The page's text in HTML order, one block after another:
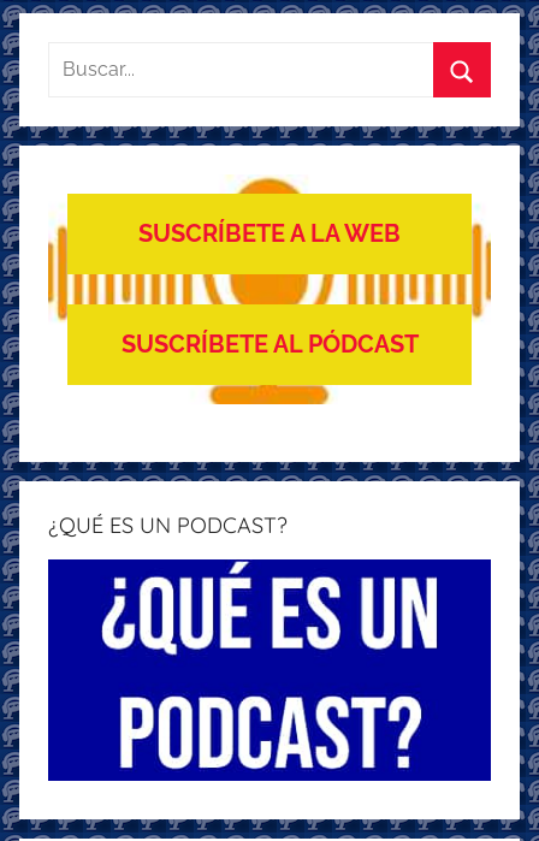
Buscar:
Buscar
SUSCRÍBETE A LA WEB
SUSCRÍBETE AL PÓDCAST
¿QUÉ ES UN PODCAST?